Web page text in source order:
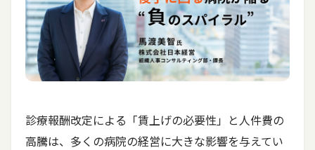
診療報酬改定による「賃上げの必要性」と人件費の
高騰は、多くの病院の経営に大きな影響を与えてい